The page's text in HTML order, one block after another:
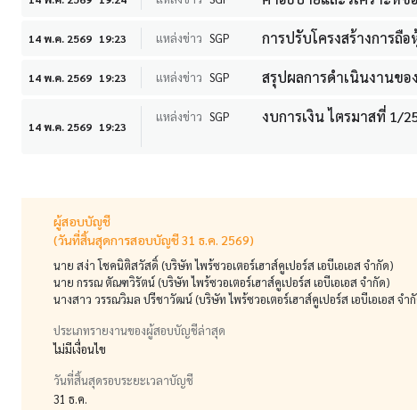
14 พ.ค. 2569 19:23 แหล่งข่าว SGP การปรับโครงสร้างการถื
14 พ.ค. 2569 19:23 แหล่งข่าว SGP สรุปผลการดำเนินงานข
14 พ.ค. 2569 19:23
แหล่งข่าว SGP งบการเงิน ไตรมาสที่ 1/
ผู้สอบบัญชี
(วันที่สิ้นสุดการสอบบัญชี 31 ธ.ค. 2569)
นาย สง่า โชคนิติสวัสดิ์ (บริษัท ไพร้ซวอเตอร์เฮาส์คูเปอร์ส เอบีเอเอส จำกัด)
นาย กรรณ ตัณฑวิรัตน์ (บริษัท ไพร้ซวอเตอร์เฮาส์คูเปอร์ส เอบีเอเอส จำกัด)
นางสาว วรรณวิมล ปรีชาวัฒน์ (บริษัท ไพร้ซวอเตอร์เฮาส์คูเปอร์ส เอบีเอเอส จำ
ประเภทรายงานของผู้สอบบัญชีล่าสุด
ไม่มีเงื่อนไข
วันที่สิ้นสุดรอบระยะเวลาบัญชี
31 ธ.ค.